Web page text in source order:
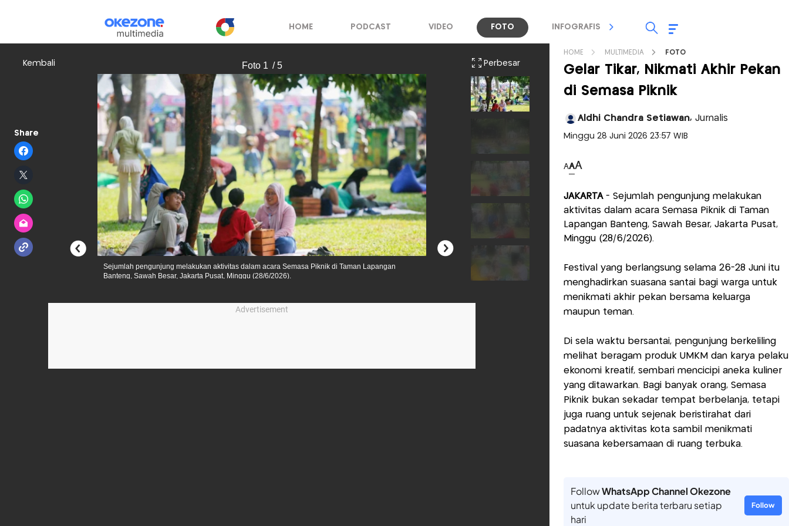
HOME PODCAST VIDEO FOTO INFOGRAFIS TV STREAMING
Kembali
Share
Foto 1 / 5 Perbesar
Sejumlah pengunjung melakukan aktivitas dalam acara Semasa Piknik di Taman Lapangan
Banteng, Sawah Besar, Jakarta Pusat, Minggu (28/6/2026).
Advertisement
HOME MULTIMEDIA FOTO
Gelar Tikar, Nikmati Akhir Pekan
di Semasa Piknik
Aldhi Chandra Setiawan, Jurnalis
Minggu 28 Juni 2026 23:57 WIB
AAA
JAKARTA- Sejumlah pengunjung melakukan
aktivitas dalam acara Semasa Piknik di Taman
Lapangan Banteng, Sawah Besar, Jakarta Pusat,
Minggu (28/6/2026).
Festival yang berlangsung selama 26-28 Juni itu
menghadirkan suasana santai bagi warga untuk
menikmati akhir pekan bersama keluarga
maupun teman.
Di sela waktu bersantai, pengunjung berkeliling
melihat beragam produk UMKM dan karya pelaku
ekonomi kreatif, sembari mencicipi aneka kuliner
yang ditawarkan. Bagi banyak orang, Semasa
Piknik bukan sekadar tempat berbelanja, tetapi
juga ruang untuk sejenak beristirahat dari
padatnya aktivitas kota sambil menikmati
suasana kebersamaan di ruang terbuka.
FollowWhatsApp Channel Okezone
untuk update berita terbaru setiap
hari
Follow